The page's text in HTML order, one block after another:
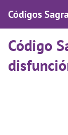
Códigos
Código